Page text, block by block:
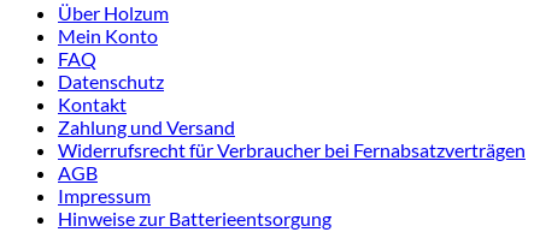
Über Holzum
Mein Konto
FAQ
Datenschutz
Kontakt
Zahlung und Versand
Widerrufsrecht für Verbraucher bei Fernabsatzverträgen
AGB
Impressum
Hinweise zur Batterieentsorgung